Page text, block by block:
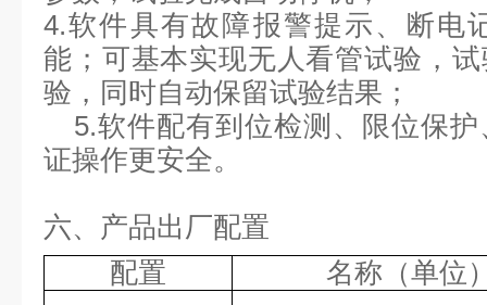
4.软件具有故障报警提示、断电
能；可基本实现无人看管试验，
验，同时自动保留试验结果；
5.软件配有到位检测、限位保
证操作更安全。
六、产品出厂配置
配置
名称 （单位